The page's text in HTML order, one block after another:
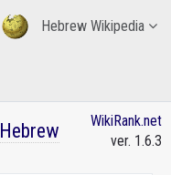
Hebrew Wikipedia
Hebrew
WikiRank.net
ver. 1.6.3